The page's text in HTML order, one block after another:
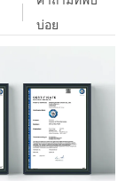
บ่อย